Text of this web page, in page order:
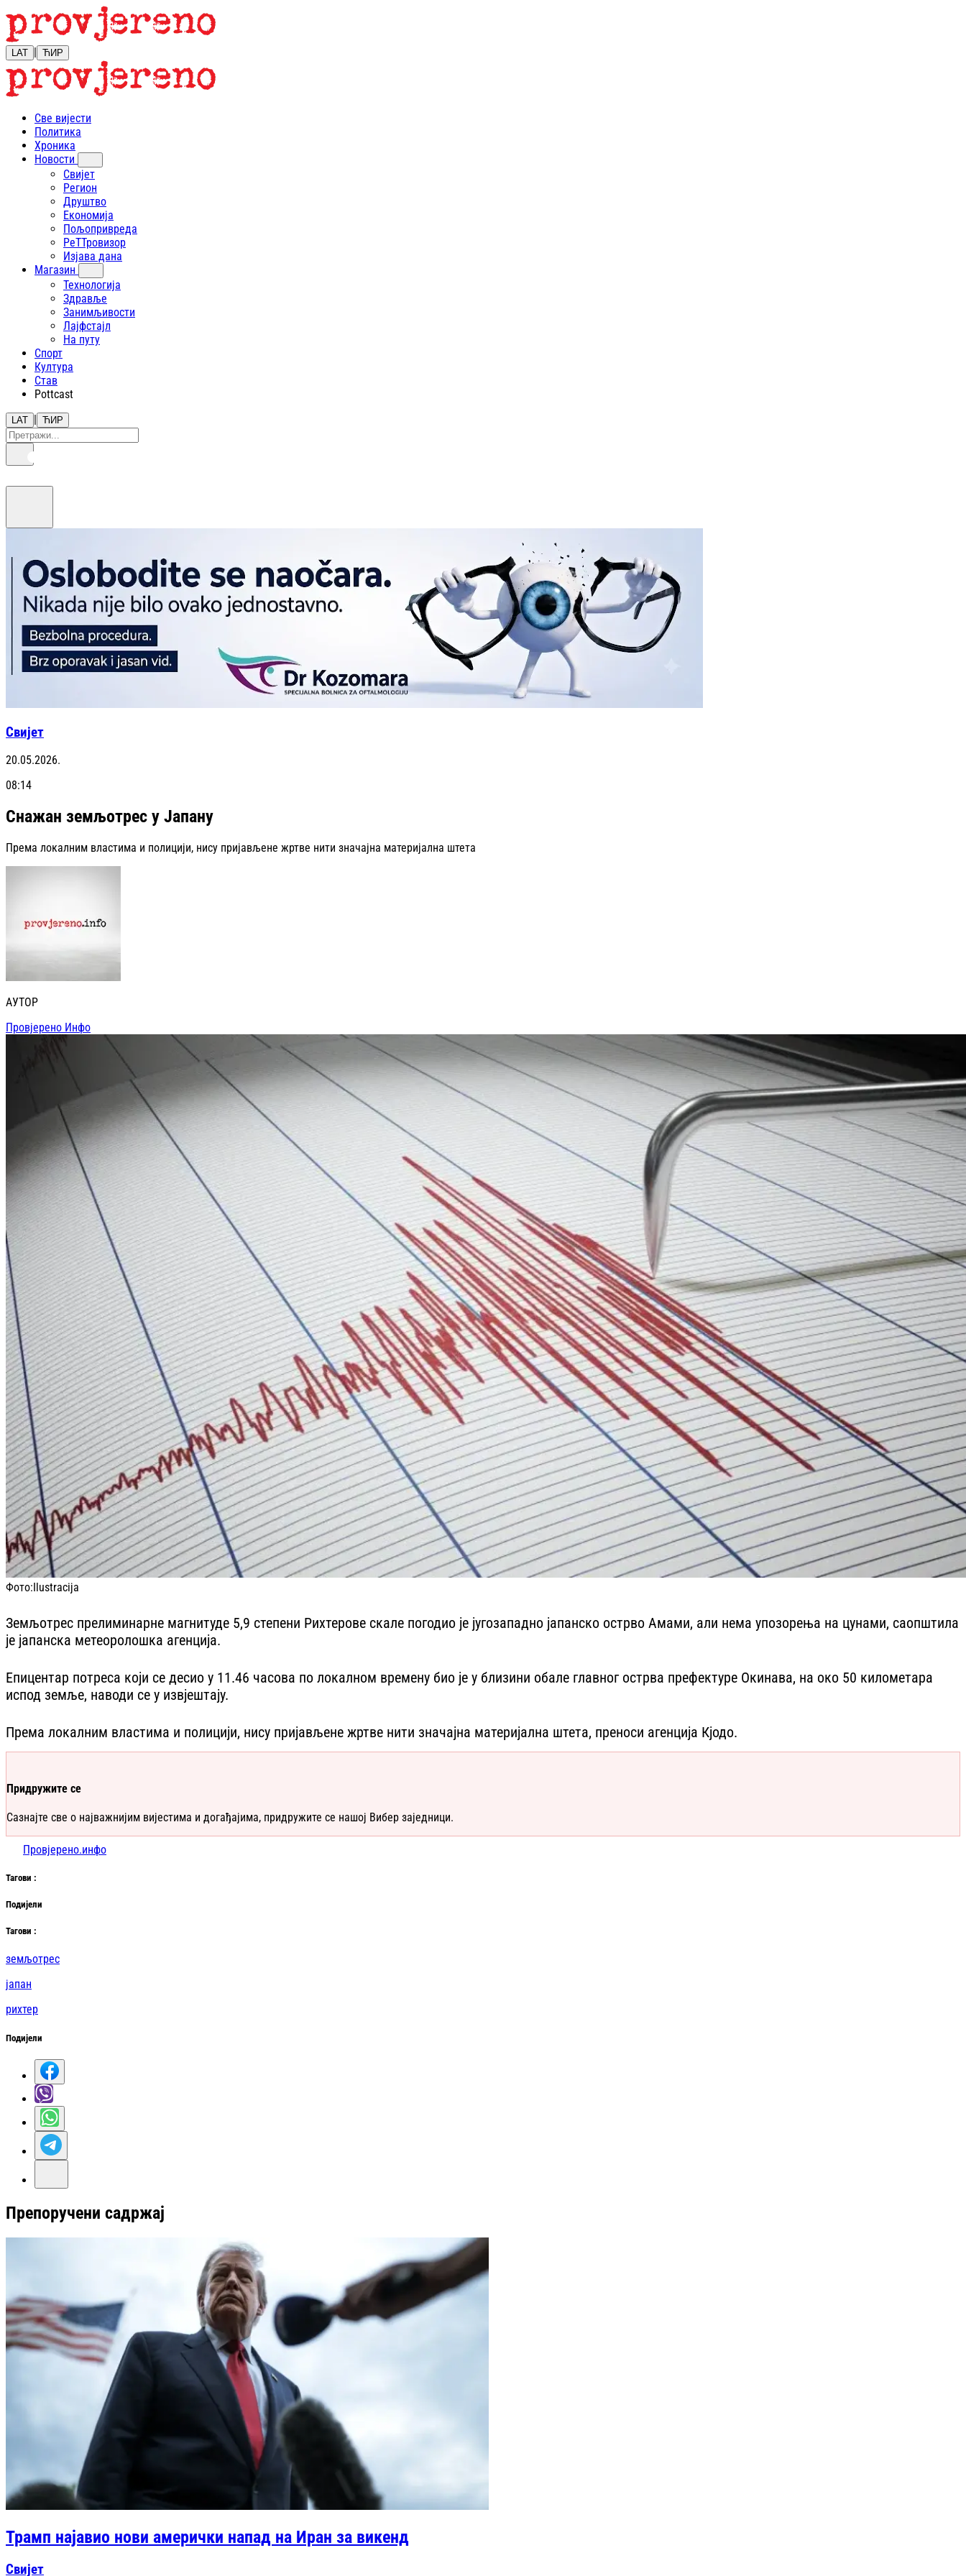
LAT | ЋИР
Све вијести
Политика
Хроника
Новости
Свијет
Регион
Друштво
Економија
Пољопривреда
РеТТровизор
Изјава дана
Магазин
Технологија
Здравље
Занимљивости
Лајфстajл
На путу
Спорт
Култура
Став
Pottcast
LAT | ЋИР
Свијет
20.05.2026.
08:14
Снажан земљотрес у Јапану
Према локалним властима и полицији, нису пријављене жртве нити значајна материјална штета
АУТОР
Провјерено Инфо
Фото: Ilustracija
Земљотрес прелиминарне магнитуде 5,9 степени Рихтерове скале погодио је југозападно јапанско острво Амами, али нема упозорења на цунами, саопштила
је јапанска метеоролошка агенција.
Епицентар потреса који се десио у 11.46 часова по локалном времену био је у близини обале главног острва префектуре Окинава, на око 50 километара
испод земље, наводи се у извјештају.
Према локалним властима и полицији, нису пријављене жртве нити значајна материјална штета, преноси агенција Кјодо.
Придружите се
Сазнајте све о најважнијим вијестима и догађајима, придружите се нашој Вибер заједници.
Провјерено.инфо
Тагови :
Подијели
Тагови :
земљотрес
јапан
рихтер
Подијели
Препоручени садржај
Трамп најавио нови амерички напад на Иран за викенд
Свијет